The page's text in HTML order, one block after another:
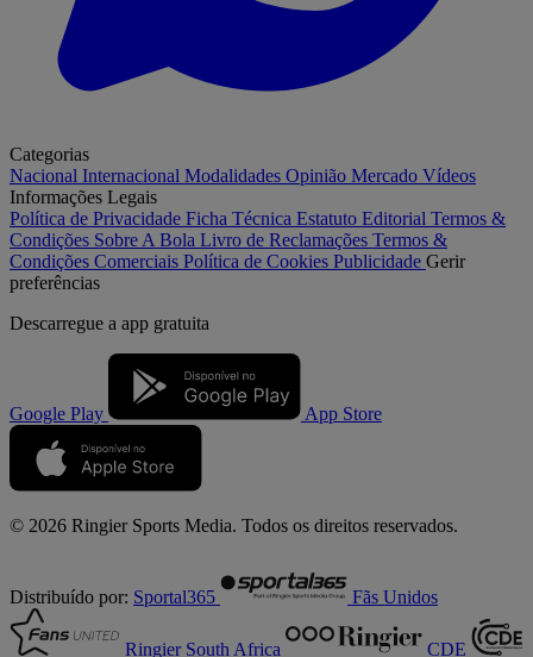
Categorias
Nacional Internacional Modalidades Opinião Mercado Vídeos
Informações Legais
Política de Privacidade Ficha Técnica Estatuto Editorial Termos &
Condições Sobre A Bola Livro de Reclamações Termos &
Condições Comerciais Política de Cookies Publicidade Gerir
preferências
Descarregue a app gratuita
Google Play App Store
© 2026 Ringier Sports Media. Todos os direitos reservados.
Distribuído por: Sportal365 Fãs Unidos
Ringier South Africa CDE